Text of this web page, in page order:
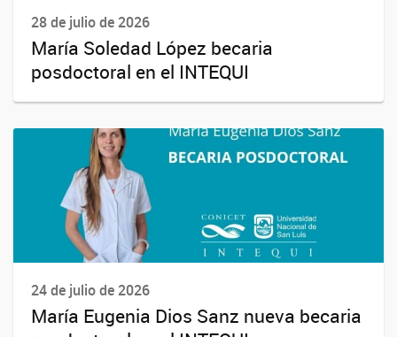
28 de julio de 2026
María Soledad López becaria
posdoctoral en el INTEQUI
24 de julio de 2026
María Eugenia Dios Sanz nueva becaria